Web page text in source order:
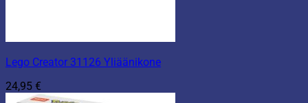
Lego Creator 31126 Yliäänikone
24,95 €